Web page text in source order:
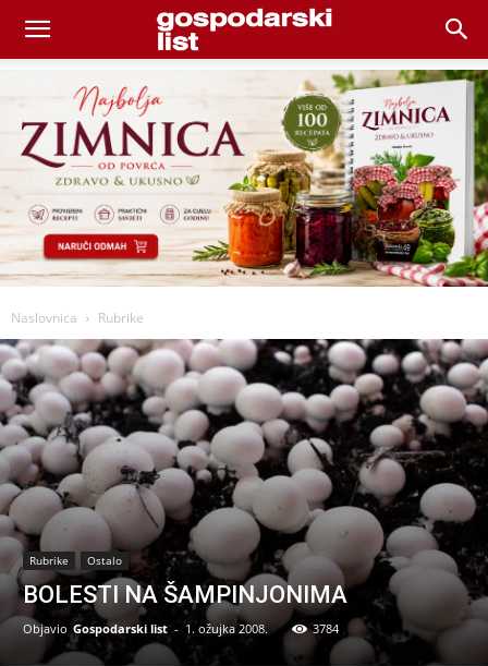
Naslovnica Rubrike
Rubrike Ostalo
BOLESTI NA ŠAMPINJONIMA
Objavio Gospodarski list - 1. ožujka 2008. 3784